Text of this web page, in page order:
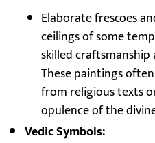
Elaborate frescoes
ceilings of some
skilled
These paintings
from religious texts
opulence of the
Vedic Symbols: